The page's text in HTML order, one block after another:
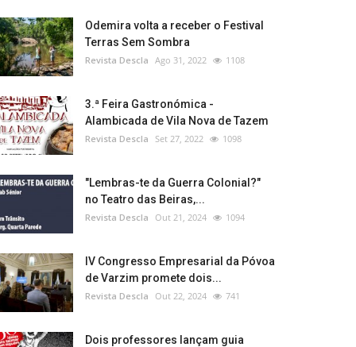
Odemira volta a receber o Festival
Terras Sem Sombra
Revista Descla Ago 31, 2022 1108
3.ª Feira Gastronómica -
Alambicada de Vila Nova de Tazem
Revista Descla Set 27, 2022 1098
"Lembras-te da Guerra Colonial?"
no Teatro das Beiras,...
Revista Descla Out 21, 2024 1094
IV Congresso Empresarial da Póvoa
de Varzim promete dois...
Revista Descla Out 22, 2024 741
Dois professores lançam guia